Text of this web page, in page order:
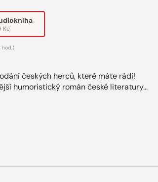
Kč
hod.)
českých herců, které máte rádi!
humoristický román české literatury...